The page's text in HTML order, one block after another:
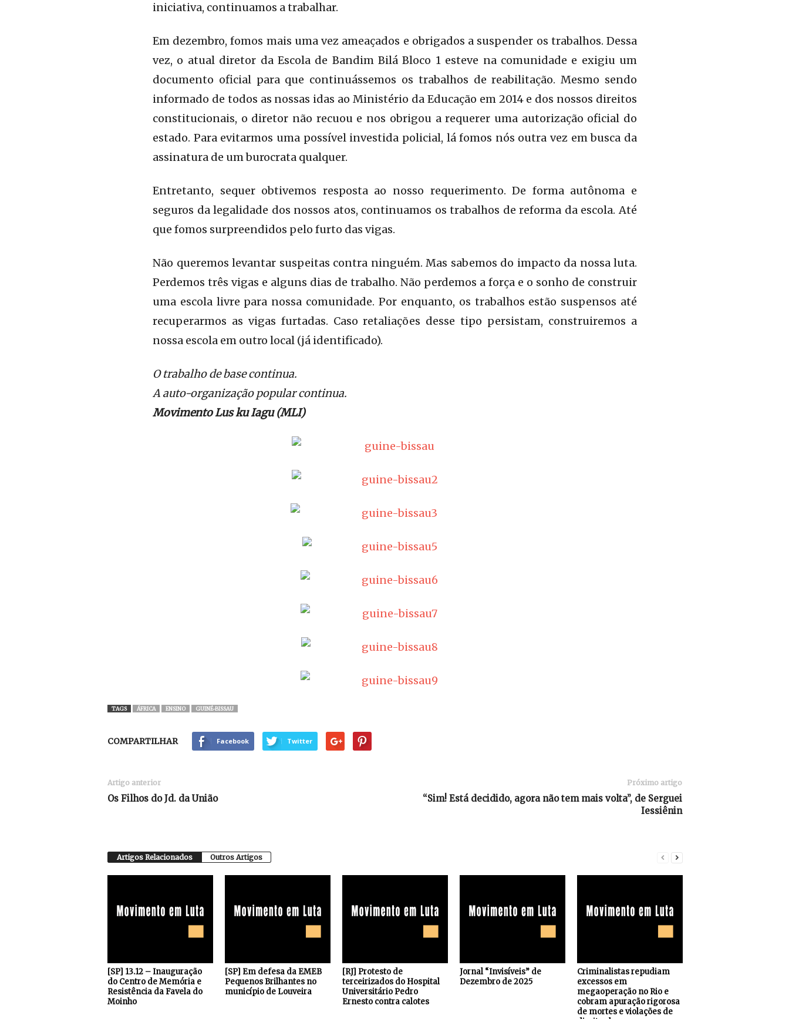
iniciativa, continuamos a trabalhar.
Em dezembro, fomos mais uma vez ameaçados e obrigados a suspender os trabalhos. Dessa
vez, o atual diretor da Escola de Bandim Bilá Bloco 1 esteve na comunidade e exigiu um
documento oficial para que continuássemos os trabalhos de reabilitação. Mesmo sendo
informado de todos as nossas idas ao Ministério da Educação em 2014 e dos nossos direitos
constitucionais, o diretor não recuou e nos obrigou a requerer uma autorização oficial do
estado. Para evitarmos uma possível investida policial, lá fomos nós outra vez em busca da
assinatura de um burocrata qualquer.
Entretanto, sequer obtivemos resposta ao nosso requerimento. De forma autônoma e
seguros da legalidade dos nossos atos, continuamos os trabalhos de reforma da escola. Até
que fomos surpreendidos pelo furto das vigas.
Não queremos levantar suspeitas contra ninguém. Mas sabemos do impacto da nossa luta.
Perdemos três vigas e alguns dias de trabalho. Não perdemos a força e o sonho de construir
uma escola livre para nossa comunidade. Por enquanto, os trabalhos estão suspensos até
recuperarmos as vigas furtadas. Caso retaliações desse tipo persistam, construiremos a
nossa escola em outro local (já identificado).
O trabalho de base continua.
A auto-organização popular continua.
Movimento Lus ku Iagu (MLI)
TAGS ÁFRICA ENSINO GUINÉ-BISSAU
COMPARTILHAR Facebook Twitter
Artigo anterior
Os Filhos do Jd. da União
Próximo artigo
“Sim! Está decidido, agora não tem mais volta”, de Serguei
Iessiênin
Artigos Relacionados Outros Artigos
[SP] 13.12 – Inauguração
do Centro de Memória e
Resistência da Favela do
Moinho
[SP] Em defesa da EMEB
Pequenos Brilhantes no
município de Louveira
[RJ] Protesto de
terceirizados do Hospital
Universitário Pedro
Ernesto contra calotes
Jornal “Invisíveis” de
Dezembro de 2025
Criminalistas repudiam
excessos em
megaoperação no Rio e
cobram apuração rigorosa
de mortes e violações de